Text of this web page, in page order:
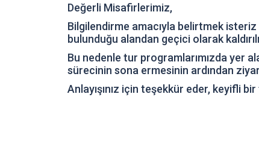
Değerli Misafirlerimiz,
Bilgilendirme amacıyla belirtmek isteriz
bulunduğu alandan geçici olarak
Bu nedenle tur programlarımızda yer
sürecinin sona ermesinin ardından
Anlayışınız için teşekkür eder, keyifli